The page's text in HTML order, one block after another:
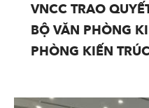
VNCC TRAO
BỘ VĂN PHÒNG
PHÒNG KIẾN